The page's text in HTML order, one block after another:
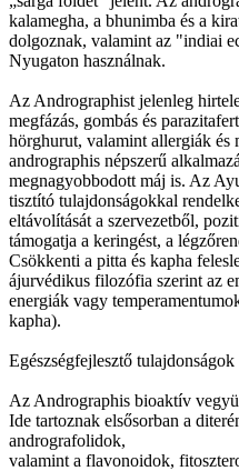
kalamegha, a bhunimba és a
dolgoznak, valamint az "indiai
Nyugaton használnak.
Az Andrographist jelenleg
megfázás, gombás és
hörghurut, valamint allergiák és
andrographis népszerű
megnagyobbodott máj is. Az
tisztító tulajdonságokkal
eltávolítását a szervezetből,
támogatja a keringést, a
Csökkenti a pitta és kapha
ájurvédikus filozófia szerint az
energiák vagy
kapha).
Egészségfejlesztő tulajdonságok
Az Andrographis bioaktív
Ide tartoznak elsősorban a
andrografolidok,
valamint a flavonoidok,